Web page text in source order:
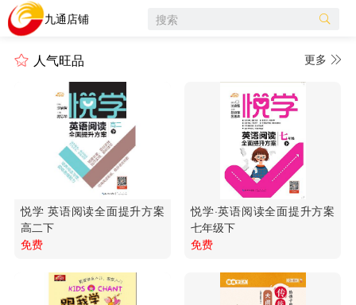
九通店铺 搜索
人气旺品 更多
悦学 英语阅读全面提升方案
高二下
免费
悦学·英语阅读全面提升方案
七年级下
免费